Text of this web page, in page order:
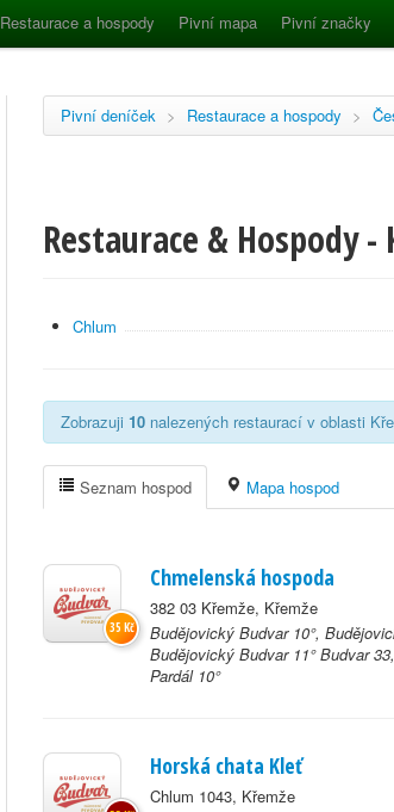
Restaurace a hospody Pivní mapa Pivní značky
Pivní deníček > Restaurace a hospody >
Restaurace & Hospody -
Chlum
Zobrazuji 10 nalezených restaurací v oblasti
Seznam hospod Mapa hospod
Chmelenská hospoda
382 03 Křemže, Křemže
Budějovický Budvar 10°,
Budějovický Budvar 11° Budvar
Pardál 10°
35 Kč
Horská chata Kleť
Chlum 1043, Křemže